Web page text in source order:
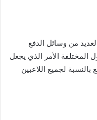
من وسائل الدفع
المختلفة الأمر الذي يجعل
لجميع اللاعبين